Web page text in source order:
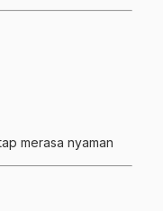
merasa nyaman